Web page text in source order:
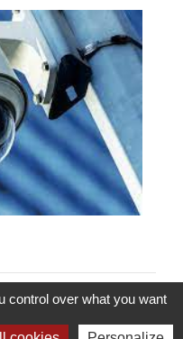
control over what you want